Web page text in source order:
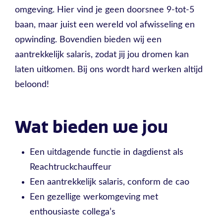
omgeving. Hier vind je geen doorsnee 9-tot-5
baan, maar juist een wereld vol afwisseling en
opwinding. Bovendien bieden wij een
aantrekkelijk salaris, zodat jij jou dromen kan
laten uitkomen. Bij ons wordt hard werken altijd
beloond!
Wat bieden we jou
Een uitdagende functie in dagdienst als
Reachtruckchauffeur
Een aantrekkelijk salaris, conform de cao
Een gezellige werkomgeving met
enthousiaste collega’s